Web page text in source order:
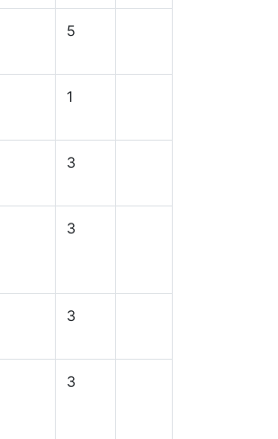
5
1
3
3
3
3